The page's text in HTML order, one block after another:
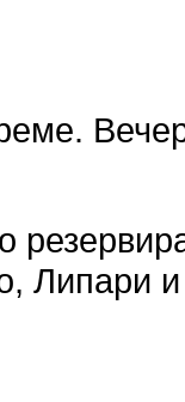
Липари